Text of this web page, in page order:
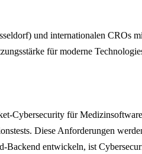
und internationalen CROs
für moderne
Cybersecurity für
Diese Anforderungen
entwickeln, ist